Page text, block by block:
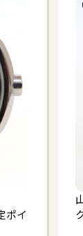
ポイ